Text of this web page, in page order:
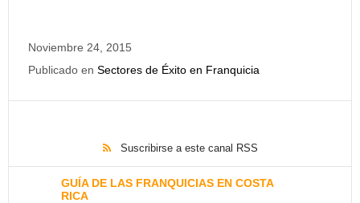
Noviembre 24, 2015
Publicado en Sectores de Éxito en Franquicia
Suscribirse a este canal RSS
GUÍA DE LAS FRANQUICIAS EN COSTA
RICA